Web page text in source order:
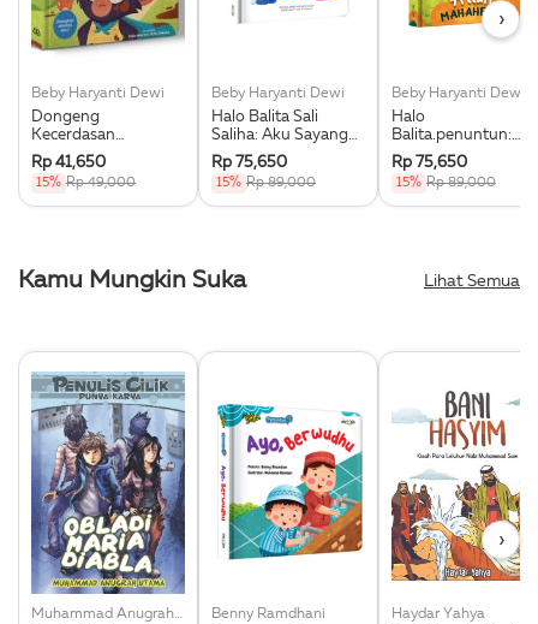
Beby Haryanti Dewi
Dongeng
Kecerdasan
Emosional: Nggak
Mau! (Boardbook)
Rp 41,650
15% Rp 49,000
Beby Haryanti Dewi
Halo Balita Sali
Saliha: Aku Sayang
Ayah & Ibu
(Boardbook)
Rp 75,650
15% Rp 89,000
Beby Haryanti Dewi
Halo
Balita.penuntun:
Allah Maha Hebat
(Boardbook)
Rp 75,650
15% Rp 89,000
›
Kamu Mungkin Suka Lihat Semua
Muhammad Anugrah Utama Benny Ramdhani Haydar Yahya
›